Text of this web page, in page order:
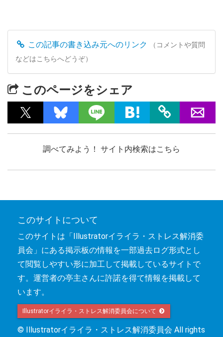
この記事の書き込み元へのリンク
（コメントや質問
などはこちらへどうぞ）
このページをシェア
調べてみよう！ サイト内検索はこちら
このサイトについて
このサイトは「Illustratorイライラ・ストレス解消委
員会」にある掲示板の情報を一部過去ログ形式とし
て閲覧しやすい形に加工して掲載しているサイトで
す。運営者の亭主さんに許諾を得て情報を掲載して
います。
Illustratorイライラ・ストレス解消委員会について
© Illustratorイライラ・ストレス解消委員会 All rights